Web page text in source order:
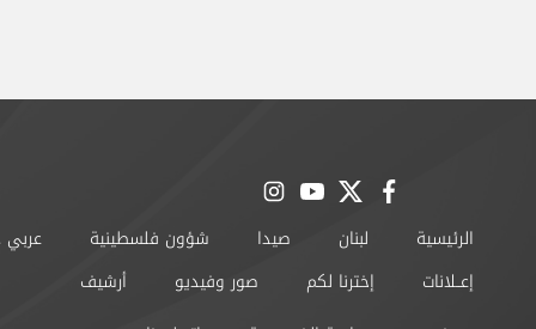
facebook
twitter
youtube
instagram
الرئيسية لبنان صيدا شؤون فلسطينية
إعــلانات
إخترنا لكم صور وفيديو
أرشيف